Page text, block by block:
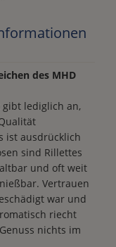
des MHD
gibt lediglich an,
ist ausdrücklich
sind Rillettes
und oft weit
Vertrauen
war und
riecht
nichts im